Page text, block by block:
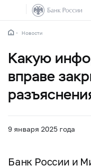
Новости
Какую
вправе
9 января 2025 года
Банк России и